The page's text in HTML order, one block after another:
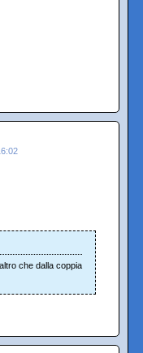
che dalla coppia